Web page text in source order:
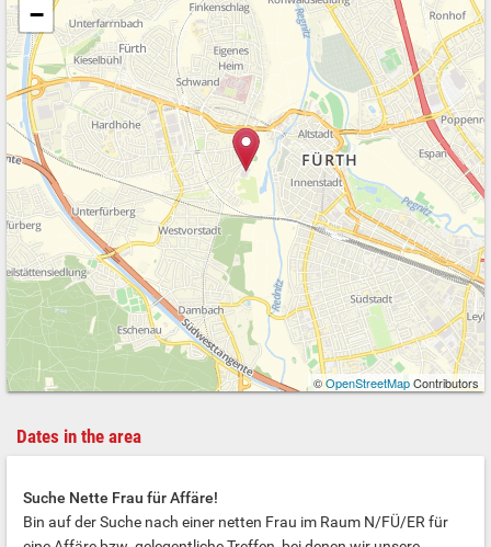
−
©OpenStreetMapContributors
Dates in the area
Suche Nette Frau für Affäre!
Bin auf der Suche nach einer netten Frau im Raum N/FÜ/ER für